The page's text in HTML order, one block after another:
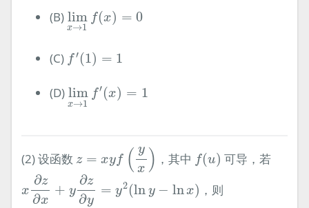
(B) lim
x→1
f(x) = 0
lim x→1f =
(C) f′(1) = 1
f′(1)=
(D) lim
x→1
f′(x) = 1
lim x→1f =
(2) 设函数 z = xy f ( y
x )
)
，其中 f(u)
f(u) 可导，若
x
∂z
∂x
+ y
∂z
∂y
= y2(ln y − lnx)
∂z∂ z∂ lny −
，则